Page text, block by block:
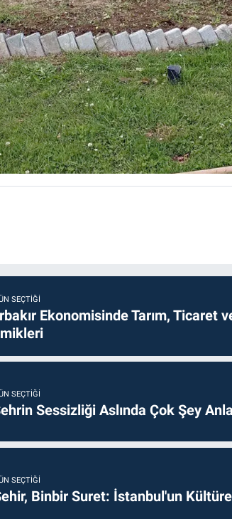
SEÇTIĞI
Ekonomisinde Tarım, Ticaret
SEÇTIĞI
Sessizliği Aslında Çok Şey
SEÇTIĞI
Binbir Suret: İstanbul'un